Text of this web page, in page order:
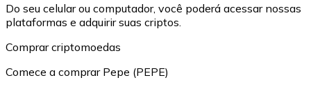
Do seu celular ou computador, você poderá acessar nossas
plataformas e adquirir suas criptos.
Comprar criptomoedas
Comece a comprar Pepe (PEPE)